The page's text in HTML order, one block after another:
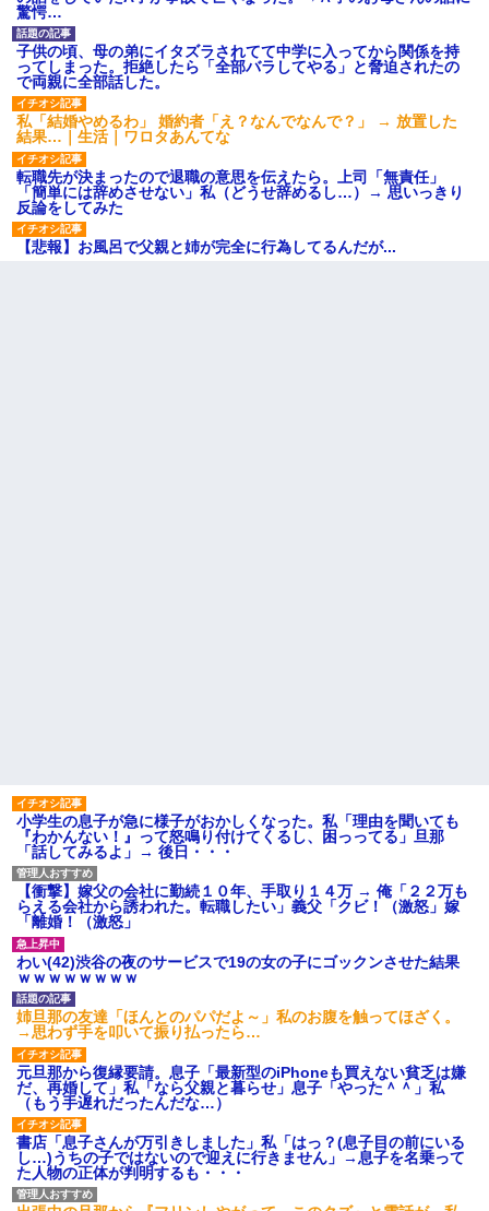
驚愕…
子供の頃、母の弟にイタズラされてて中学に入ってから関係を持
ってしまった。拒絶したら「全部バラしてやる」と脅迫されたの
で両親に全部話した。
私「結婚やめるわ」 婚約者「え？なんでなんで？」 → 放置した
結果…｜生活｜ワロタあんてな
転職先が決まったので退職の意思を伝えたら。上司「無責任」
「簡単には辞めさせない」私（どうせ辞めるし…）→ 思いっきり
反論をしてみた
【悲報】お風呂で父親と姉が完全に行為してるんだが...
小学生の息子が急に様子がおかしくなった。私「理由を聞いても
『わかんない！』って怒鳴り付けてくるし、困っってる」旦那
「話してみるよ」→ 後日・・・
【衝撃】嫁父の会社に勤続１０年、手取り１４万 → 俺「２２万も
らえる会社から誘われた。転職したい」義父「クビ！（激怒」嫁
「離婚！（激怒」
わい(42)渋谷の夜のサービスで19の女の子にゴックンさせた結果
ｗｗｗｗｗｗｗｗ
姉旦那の友達「ほんとのパパだよ～」私のお腹を触ってほざく。
→思わず手を叩いて振り払ったら…
元旦那から復縁要請。息子「最新型のiPhoneも買えない貧乏は嫌
だ、再婚して」私「なら父親と暮らせ」息子「やった＾＾」私
（もう手遅れだったんだな…）
書店「息子さんが万引きしました」私「はっ？(息子目の前にいる
し…)うちの子ではないので迎えに行きません」→息子を名乗って
た人物の正体が判明するも・・・